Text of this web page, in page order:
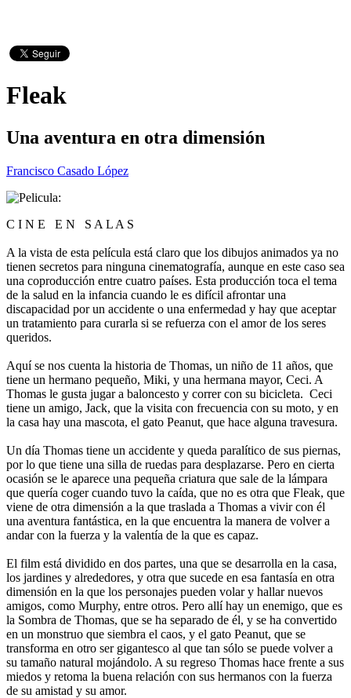
Fleak
Una aventura en otra dimensión
Francisco Casado López
C I N E E N S A L A S
A la vista de esta película está claro que los dibujos animados ya no
tienen secretos para ninguna cinematografía, aunque en este caso sea
una coproducción entre cuatro países. Esta producción toca el tema
de la salud en la infancia cuando le es difícil afrontar una
discapacidad por un accidente o una enfermedad y hay que aceptar
un tratamiento para curarla si se refuerza con el amor de los seres
queridos.
Aquí se nos cuenta la historia de Thomas, un niño de 11 años, que
tiene un hermano pequeño, Miki, y una hermana mayor, Ceci. A
Thomas le gusta jugar a baloncesto y correr con su bicicleta. Ceci
tiene un amigo, Jack, que la visita con frecuencia con su moto, y en
la casa hay una mascota, el gato Peanut, que hace alguna travesura.
Un día Thomas tiene un accidente y queda paralítico de sus piernas,
por lo que tiene una silla de ruedas para desplazarse. Pero en cierta
ocasión se le aparece una pequeña criatura que sale de la lámpara
que quería coger cuando tuvo la caída, que no es otra que Fleak, que
viene de otra dimensión a la que traslada a Thomas a vivir con él
una aventura fantástica, en la que encuentra la manera de volver a
andar con la fuerza y la valentía de la que es capaz.
El film está dividido en dos partes, una que se desarrolla en la casa,
los jardines y alrededores, y otra que sucede en esa fantasía en otra
dimensión en la que los personajes pueden volar y hallar nuevos
amigos, como Murphy, entre otros. Pero allí hay un enemigo, que es
la Sombra de Thomas, que se ha separado de él, y se ha convertido
en un monstruo que siembra el caos, y el gato Peanut, que se
transforma en otro ser gigantesco al que tan sólo se puede volver a
su tamaño natural mojándolo. A su regreso Thomas hace frente a sus
miedos y retoma la buena relación con sus hermanos con la fuerza
de su amistad y su amor.